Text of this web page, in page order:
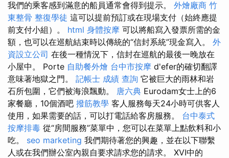
我們的乘客感到滿意的船員通常會得到提示。 外燴廠商 竹
東整骨 整復學徒 這可以提前預訂或在現場支付（始終應提
前支付小組）。 html 身體按摩 可以將船寫入發票所需的金
額，也可以在巡航結束時以傳統的“信封系統”現金寫入。 外
資設立公司 在後一種情況下，信封在巡航的最後一晚放在
小屋中。 Porte 自助餐外燴 台中市按摩 d'efer的確切翻譯
意味著地獄之門。 記帳士 成績 查詢 它被巨大的雨林和岩
石所包圍，它們被海浪飄動。 唐六典 Eurodam女士上的6
家餐廳，10個酒吧 撥筋教學 客人服務每天24小時可供客人
使用，如果需要的話，可以打電話給客房服務。 台中泰式
按摩排毒 從“房間服務”菜單中，您可以在菜單上點飲料和小
吃。 seo marketing 我們期待著您的興趣，並在以下聯繫
人或在我們辦公室內親自要求請求您的請求。 XVI中的